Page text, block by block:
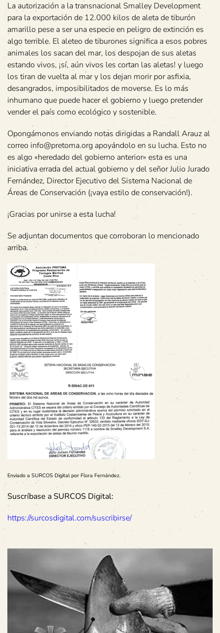
La autorización a la transnacional Smalley Development
para la exportación de 12.000 kilos de aleta de tiburón
amarillo pese a ser una especie en peligro de extinción es
algo terrible. El aleteo de tiburones significa a esos pobres
animales los sacan del mar, los despojan de sus aletas
estando vivos, ¡sí, aún vivos les cortan las aletas! y luego
los tiran de vuelta al mar y los dejan morir por asfixia,
desangrados, imposibilitados de moverse. Es lo más
inhumano que puede hacer el gobierno y luego pretender
vender el país como ecológico y sostenible.
Opongámonos enviando notas dirigidas a Randall Arauz al
correo info@pretoma.org apoyándolo en su lucha. Esto no
es algo «heredado del gobierno anterior» esta es una
iniciativa errada del actual gobierno y del señor Julio Jurado
Fernández, Director Ejecutivo del Sistema Nacional de
Áreas de Conservación (¡vaya estilo de conservación!).
¡Gracias por unirse a esta lucha!
Se adjuntan documentos que corroboran lo mencionado
arriba.
Enviado a SURCOS Digital por Flora Fernández.
Suscríbase a SURCOS Digital:
https://surcosdigital.com/suscribirse/